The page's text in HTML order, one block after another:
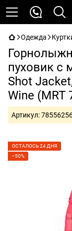
Одежда
пуховик с
Shot
Wine (MRT
Артикул:
ОСТАЛОСЬ 24 ДНЯ
−50%